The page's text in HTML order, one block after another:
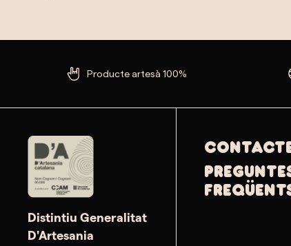
Producte artesà 100%
Distintiu Generalitat
D'Artesania